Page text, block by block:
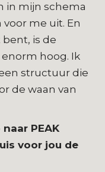
in mijn schema
me uit. En
is de
hoog. Ik
structuur die
de waan van
PEAK
voor jou de